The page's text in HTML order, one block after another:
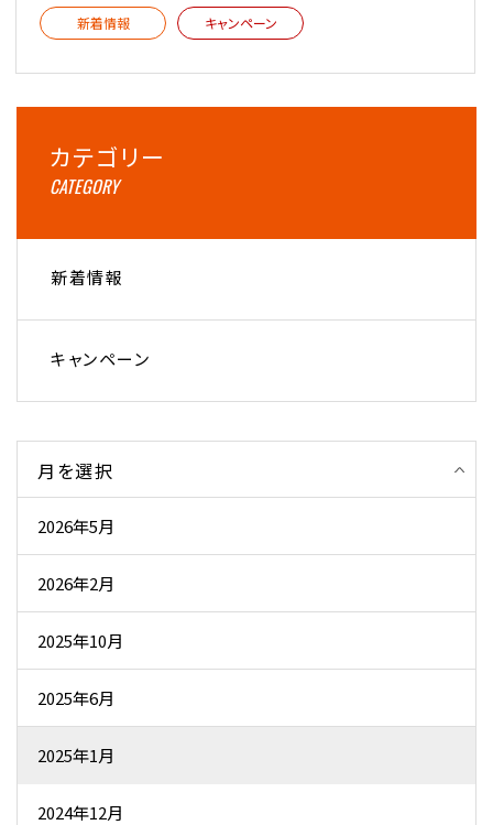
カテゴリー
CATEGORY
新着情報
キャンペーン
月を選択
2026年5月
2026年2月
2025年10月
2025年6月
2025年1月
2024年12月
新着情報 キャンペーン